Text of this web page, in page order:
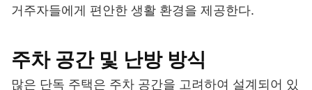
거주자들에게 편안한 생활 환경을 제공한다.
주차 공간 및 난방 방식
많은 단독 주택은 주차 공간을 고려하여 설계되어 있